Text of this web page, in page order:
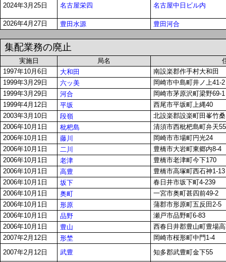
2024年3月25日 名古屋栄四 名古屋中日ビル内
2026年4月27日 豊田水源 豊田河合
集配業務の廃止
実施日 局名
1997年10月6日
大和田
南設楽郡作手村大和田
1999年3月29日
六ッ美
岡崎市中島町井ノ上41-2
1999年3月29日
河合
岡崎市茅原沢町梁野69-1
1999年4月12日
平坂
西尾市平坂町上縄40
2003年3月10日
段嶺
北設楽郡設楽町田峯竹
2006年10月1日
枇杷島
清須市西枇杷島町弁天55
2006年10月1日
藤川
岡崎市市場町円光24
2006年10月1日
二川
豊橋市大岩町東郷内8-4
2006年10月1日
老津
豊橋市老津町今下170
2006年10月1日
高豊
豊橋市高塚町西石神1-13
2006年10月1日
坂下
春日井市坂下町4-239
2006年10月1日
奥町
一宮市奥町甚四前49-2
2006年10月1日
形原
蒲郡市形原町五反田2-5
2006年10月1日
品野
瀬戸市品野町6-83
2006年10月1日
豊山
西春日井郡豊山町豊場
2007年2月12日
形埜
岡崎市桜形町中門1-4
2007年2月12日
武豊
知多郡武豊町金下55